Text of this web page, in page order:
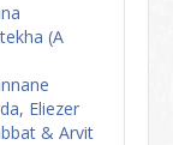
(A
Eliezer
& Arvit